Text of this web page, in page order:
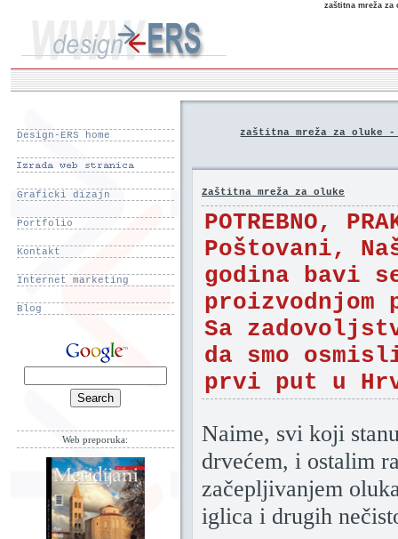
zaštitna mreža
Design-ERS home
Graficki dizajn
Portfolio
Kontakt
Internet marketing
Blog
Web preporuka:
zaštitna mreža za
Zaštitna mreža za oluke
POTREBNO,
Poštovani,
godina bavi
proizvodnjom
Sa
da smo
prvi put u
Naime, svi koji
drvećem, i ostalim
začepljivanjem
iglica i drugih